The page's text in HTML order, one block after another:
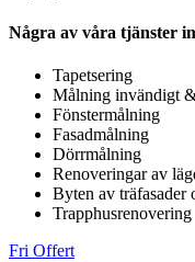
Några av våra tjänster
Tapetsering
Målning invändigt
Fönstermålning
Fasadmålning
Dörrmålning
Renoveringar av
Byten av träfasader
Trapphusrenovering
Fri Offert